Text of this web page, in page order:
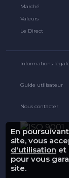
En
site, vous
d'utilisation et
pour vous
site.
Marché
Valeurs
Le Direct
Informations
Guide utilisateur
Nous contacter